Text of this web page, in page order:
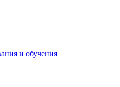
и обучения